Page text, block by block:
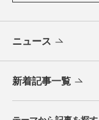
ニュース
新着記事一覧